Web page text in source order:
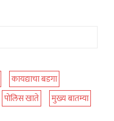
कायद्याचा बडगा
पोलिस खाते
मुख्य बातम्या